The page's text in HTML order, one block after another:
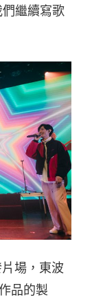
繼續寫歌
場，東波
品的製